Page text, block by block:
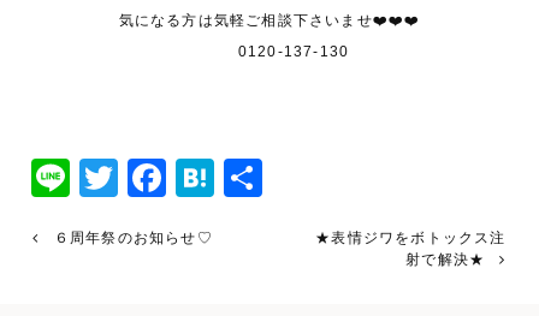
気になる方は気軽ご相談下さいませ❤️❤️❤️
0120-137-130
LineTwitter
Facebook
Hatena
６周年祭のお知らせ♡
★表情ジワをボトックス注
射で解決★